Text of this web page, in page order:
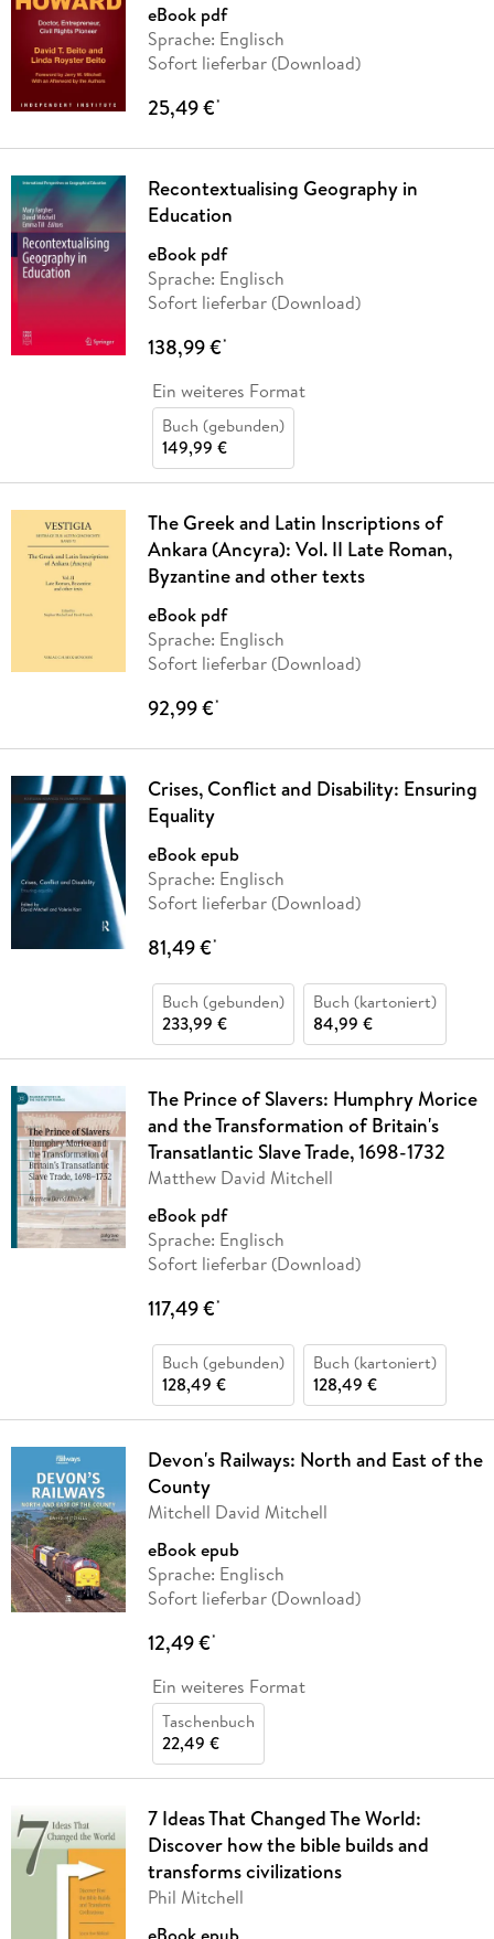
eBook pdf
Sprache: Englisch
Sofort lieferbar (Download)
25,49 €*
Recontextualising Geography in
Education
eBook pdf
Sprache: Englisch
Sofort lieferbar (Download)
138,99 €*
Ein weiteres Format
Buch (gebunden)
149,99 €
The Greek and Latin Inscriptions of
Ankara (Ancyra): Vol. II Late Roman,
Byzantine and other texts
eBook pdf
Sprache: Englisch
Sofort lieferbar (Download)
92,99 €*
Crises, Conflict and Disability: Ensuring
Equality
eBook epub
Sprache: Englisch
Sofort lieferbar (Download)
81,49 €*
Buch (gebunden)
233,99 €
Buch (kartoniert)
84,99 €
The Prince of Slavers: Humphry Morice
and the Transformation of Britain's
Transatlantic Slave Trade, 1698-1732
Matthew David Mitchell
eBook pdf
Sprache: Englisch
Sofort lieferbar (Download)
117,49 €*
Buch (gebunden)
128,49 €
Buch (kartoniert)
128,49 €
Devon's Railways: North and East of the
County
Mitchell David Mitchell
eBook epub
Sprache: Englisch
Sofort lieferbar (Download)
12,49 €*
Ein weiteres Format
Taschenbuch
22,49 €
7 Ideas That Changed The World:
Discover how the bible builds and
transforms civilizations
Phil Mitchell